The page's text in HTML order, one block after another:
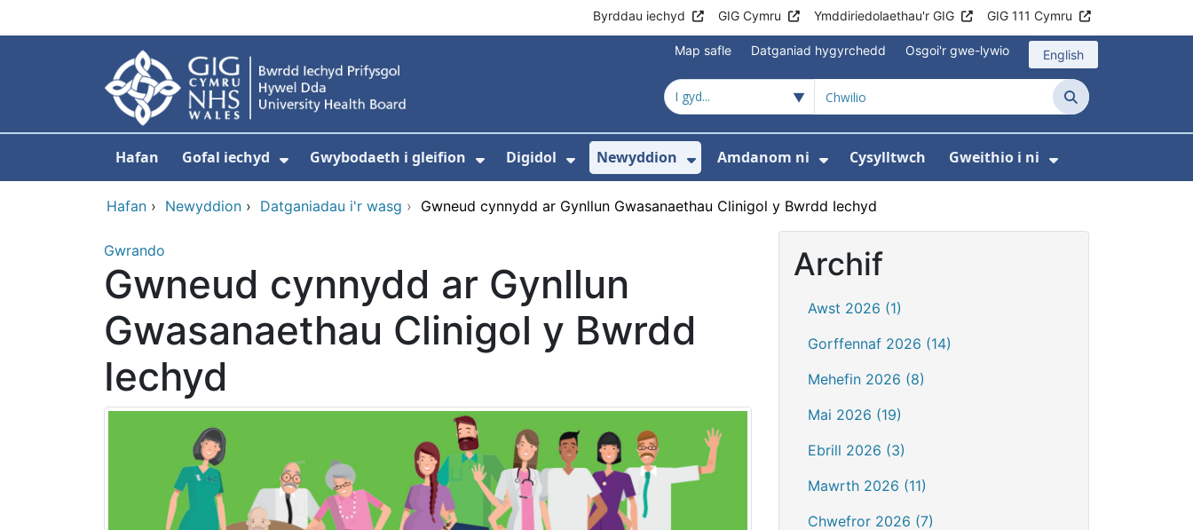
Byrddau iechyd GIG Cymru Ymddiriedolaethau'r GIG GIG 111 Cymru
Map safle Datganiad hygyrchedd Osgoi'r gwe-lywio English
Chwilio
Hafan Gofal iechyd
Dangos isddewislen ar gyfer Gofal iechyd
Gwybodaeth i gleifion
Dangos isddewislen ar gyfer Gwybodaeth i gleifion
Digidol
Dangos isddewislen ar gyfer Digidol
Newyddion
Dangos isddewislen ar gyfer Newyddion
Amdanom ni
Dangos isddewislen ar gyfer Amdanom ni
Cysylltwch Gweithio i ni
Dangos
Hafan › Newyddion › Datganiadau i'r wasg › Gwneud cynnydd ar Gynllun Gwasanaethau Clinigol y Bwrdd Iechyd
Gwrando
Gwneud cynnydd ar Gynllun
Gwasanaethau Clinigol y Bwrdd
Iechyd
Archif
Awst 2026 (1)
Gorffennaf 2026 (14)
Mehefin 2026 (8)
Mai 2026 (19)
Ebrill 2026 (3)
Mawrth 2026 (11)
Chwefror 2026 (7)